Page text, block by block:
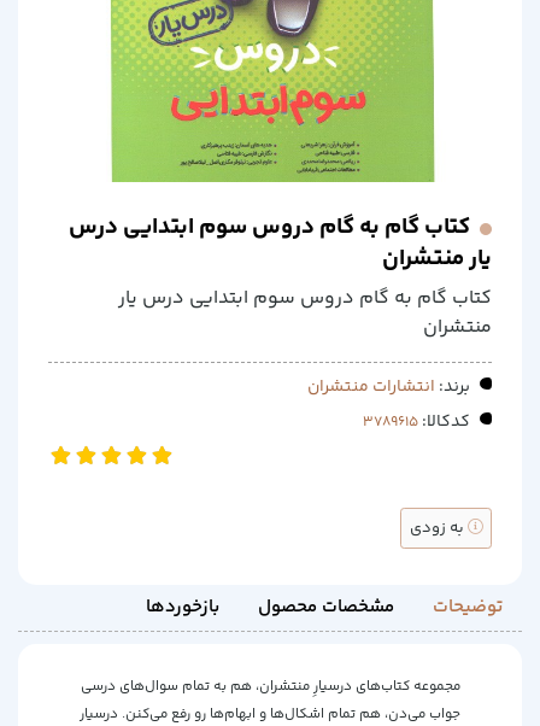
کتاب گام به گام دروس سوم ابتدایی درس
یار منتشران
کتاب گام به گام دروس سوم ابتدایی درس یار
منتشران
برند: انتشارات منتشران
کدکالا:
به زودی
توضیحات مشخصات محصول بازخوردها
مجموعه کتاب‌های درسیارِ منتشران، هم به تمام سوال‌های درسی
جواب می‌دن، هم تمام اشکال‌ها و ابهام‌ها رو رفع می‌کنن. درسیار